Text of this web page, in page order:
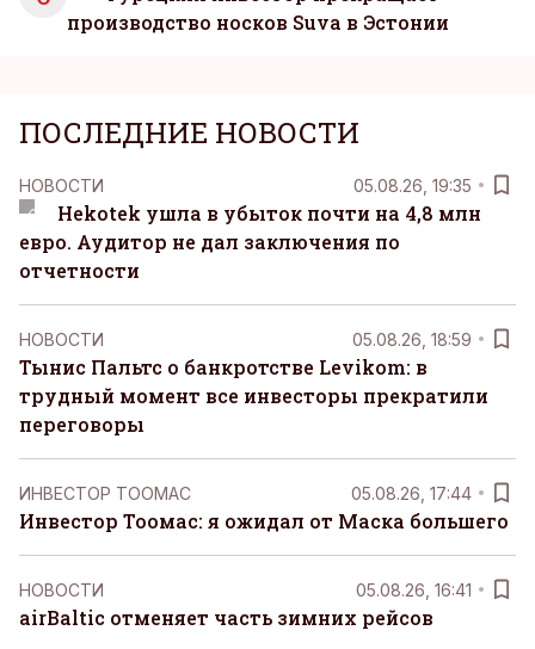
производство носков Suva в Эстонии
ПОСЛЕДНИЕ НОВОСТИ
НОВОСТИ 05.08.26, 19:35
Hekotek ушла в убыток почти на 4,8 млн
евро. Аудитор не дал заключения по
отчетности
НОВОСТИ 05.08.26, 18:59
Тынис Пальтс о банкротстве Levikom: в
трудный момент все инвесторы прекратили
переговоры
ИНВЕСТОР ТООМАС 05.08.26, 17:44
Инвестор Тоомас: я ожидал от Маска большего
НОВОСТИ 05.08.26, 16:41
airBaltic отменяет часть зимних рейсов